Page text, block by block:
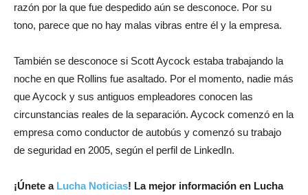
razón por la que fue despedido aún se desconoce. Por su
tono, parece que no hay malas vibras entre él y la empresa.
También se desconoce si Scott Aycock estaba trabajando la
noche en que Rollins fue asaltado. Por el momento, nadie más
que Aycock y sus antiguos empleadores conocen las
circunstancias reales de la separación. Aycock comenzó en la
empresa como conductor de autobús y comenzó su trabajo
de seguridad en 2005, según el perfil de LinkedIn.
¡Únete a Lucha Noticias! La mejor información en Lucha